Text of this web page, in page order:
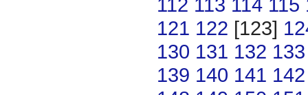
121 122 [123]
130 131 132 133
139 140 141 142